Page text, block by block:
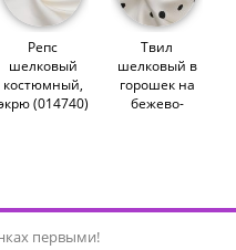
Репс
шелковый
костюмный,
(014740)
Твил
шелковый в
горошек на
бежево-
первыми!